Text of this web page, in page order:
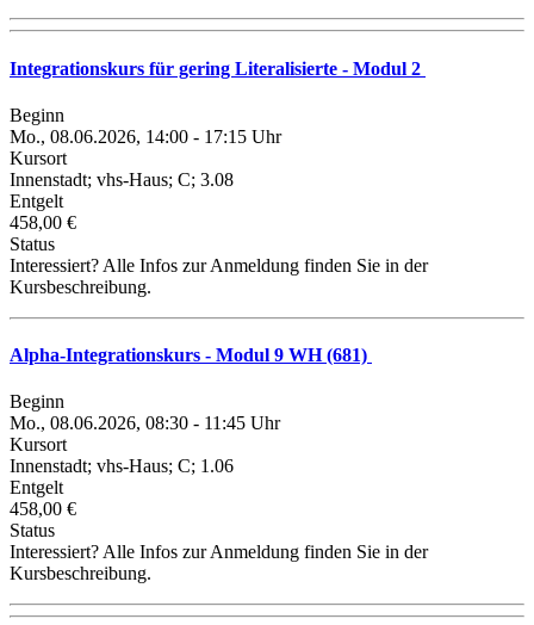
Integrationskurs für gering Literalisierte - Modul 2
Beginn
Mo., 08.06.2026, 14:00 - 17:15 Uhr
Kursort
Innenstadt; vhs-Haus; C; 3.08
Entgelt
458,00 €
Status
Interessiert? Alle Infos zur Anmeldung finden Sie in der
Kursbeschreibung.
Alpha-Integrationskurs - Modul 9 WH (681)
Beginn
Mo., 08.06.2026, 08:30 - 11:45 Uhr
Kursort
Innenstadt; vhs-Haus; C; 1.06
Entgelt
458,00 €
Status
Interessiert? Alle Infos zur Anmeldung finden Sie in der
Kursbeschreibung.